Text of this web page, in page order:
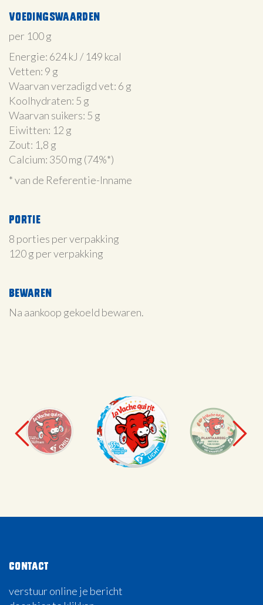
Voedingswaarden
per 100 g
Energie: 624 kJ / 149 kcal
Vetten: 9 g
Waarvan verzadigd vet: 6 g
Koolhydraten: 5 g
Waarvan suikers: 5 g
Eiwitten: 12 g
Zout: 1,8 g
Calcium: 350 mg (74%*)
* van de Referentie-Inname
Portie
8 porties per verpakking
120 g per verpakking
Bewaren
Na aankoop gekoeld bewaren.
Contact
verstuur online je bericht